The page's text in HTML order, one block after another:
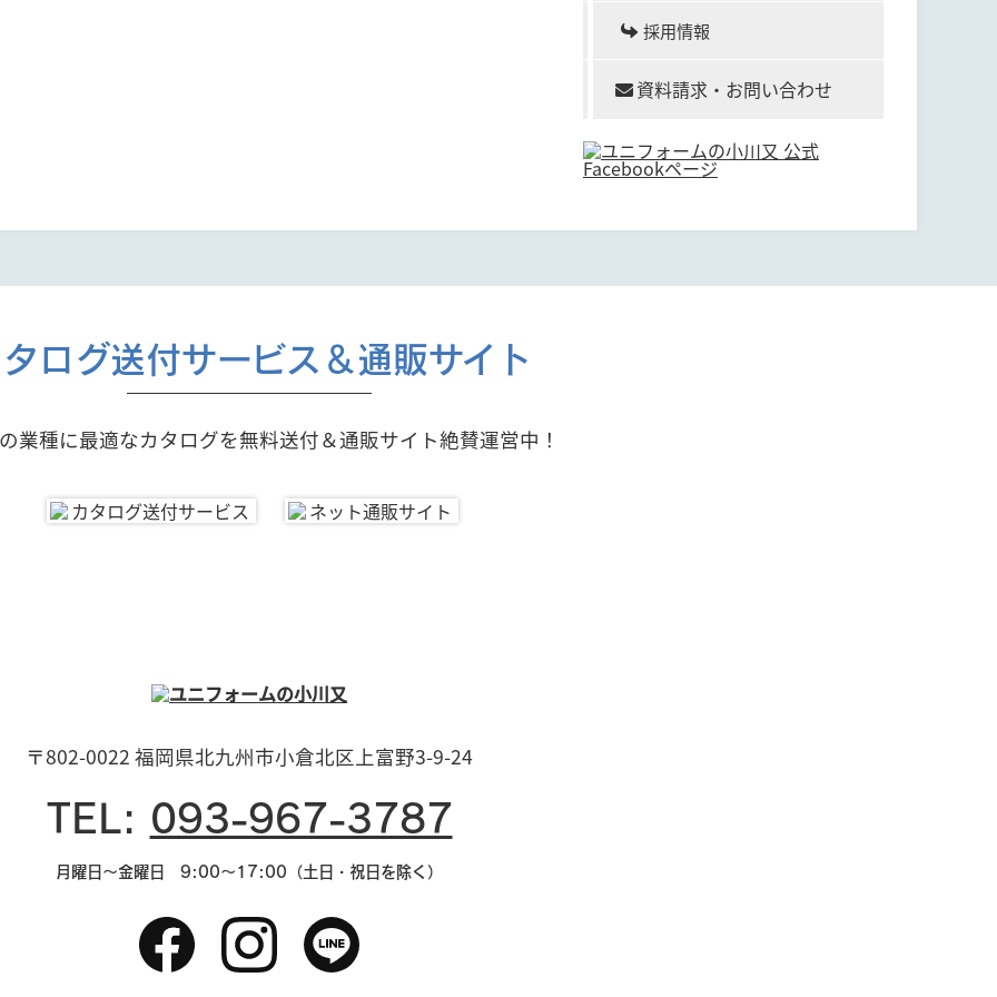
採用情報
資料請求・お問い合わせ
ログ送付サービス＆通販サイト
業種に最適なカタログを無料送付＆通販サイト絶賛運営中！
〒802-0022 福岡県北九州市小倉北区上富野3-9-24
TEL: 093-967-3787
月曜日～金曜日 9:00～17:00（土日・祝日を除く）